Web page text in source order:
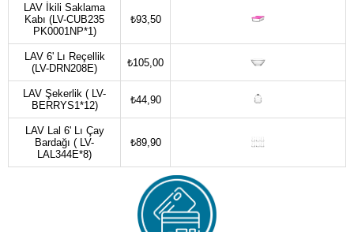
LAV İkili Saklama
Kabı (LV-CUB235
PK0001NP*1)
₺93,50
LAV 6' Lı Reçellik
(LV-DRN208E)
₺105,00
LAV Şekerlik ( LV-
BERRYS1*12)
₺44,90
LAV Lal 6' Lı Çay
Bardağı ( LV-
LAL344E*8)
₺89,90